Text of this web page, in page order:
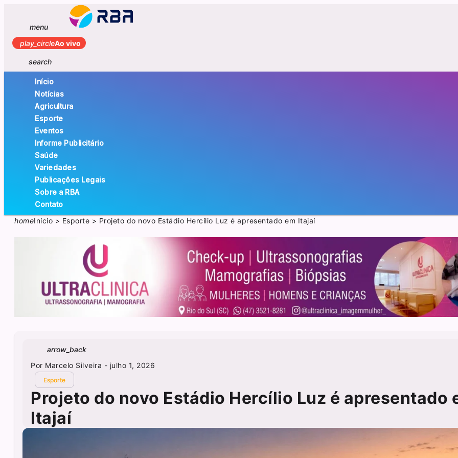
menu
play_circleAo vivo
search
Início
Notícias
Agricultura
Esporte
Eventos
Informe Publicitário
Saúde
Variedades
Publicações Legais
Sobre a RBA
Contato
homeInício > Esporte > Projeto do novo Estádio Hercílio Luz é apresentado em Itajaí
arrow_back
Por Marcelo Silveira - julho 1, 2026
Esporte
Projeto do novo Estádio Hercílio Luz é apresentado
Itajaí